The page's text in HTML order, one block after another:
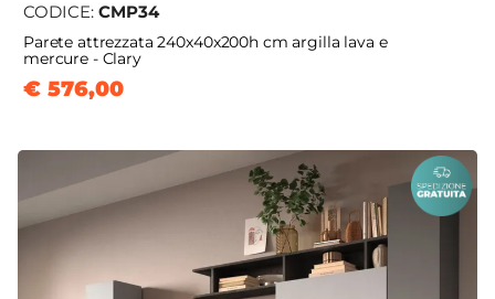
CODICE: CMP34
Parete attrezzata 240x40x200h cm argilla lava e
mercure - Clary
€ 576,00